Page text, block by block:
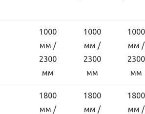
1000
мм /
2300
мм
1000
мм /
2300
мм
1000
мм /
2300
мм
1800
мм /
1800
мм /
1800
мм /